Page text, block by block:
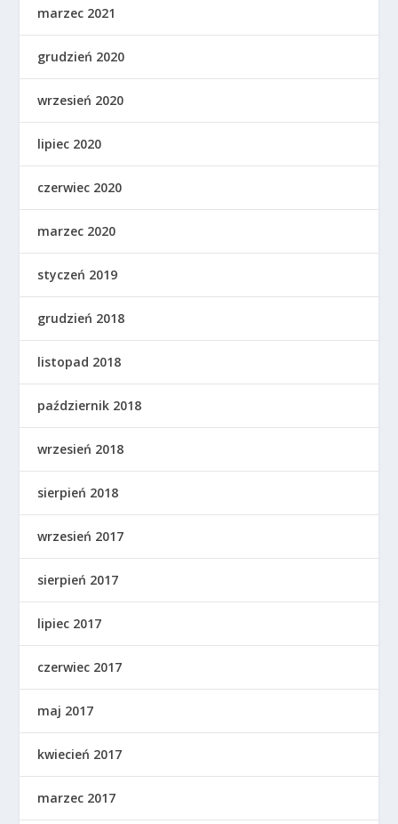
marzec 2021
grudzień 2020
wrzesień 2020
lipiec 2020
czerwiec 2020
marzec 2020
styczeń 2019
grudzień 2018
listopad 2018
październik 2018
wrzesień 2018
sierpień 2018
wrzesień 2017
sierpień 2017
lipiec 2017
czerwiec 2017
maj 2017
kwiecień 2017
marzec 2017